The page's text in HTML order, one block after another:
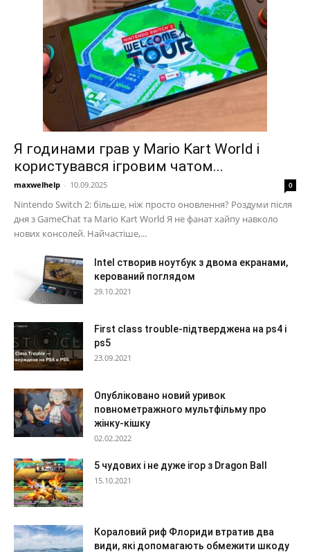
Я годинами грав у Mario Kart World і
користувався ігровим чатом...
maxwelhelp - 10.09.2025 0
Nintendo Switch 2: більше, ніж просто оновлення? Роздуми після
дня з GameChat та Mario Kart World Я не фанат хайпу навколо
нових консолей. Найчастіше,...
Intel створив ноутбук з двома екранами,
керований поглядом
29.10.2021
First class trouble-підтверджена на ps4 і
ps5
23.09.2021
Опубліковано новий уривок
повнометражного мультфільму про
жінку-кішку
02.02.2022
5 чудових і не дуже ігор з Dragon Ball
15.10.2021
Кораловий риф Флориди втратив два
види, які допомагають обмежити шкоду